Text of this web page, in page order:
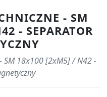
- SM
- SEPARATOR
SM 18x100 [2xM5] / N42 -